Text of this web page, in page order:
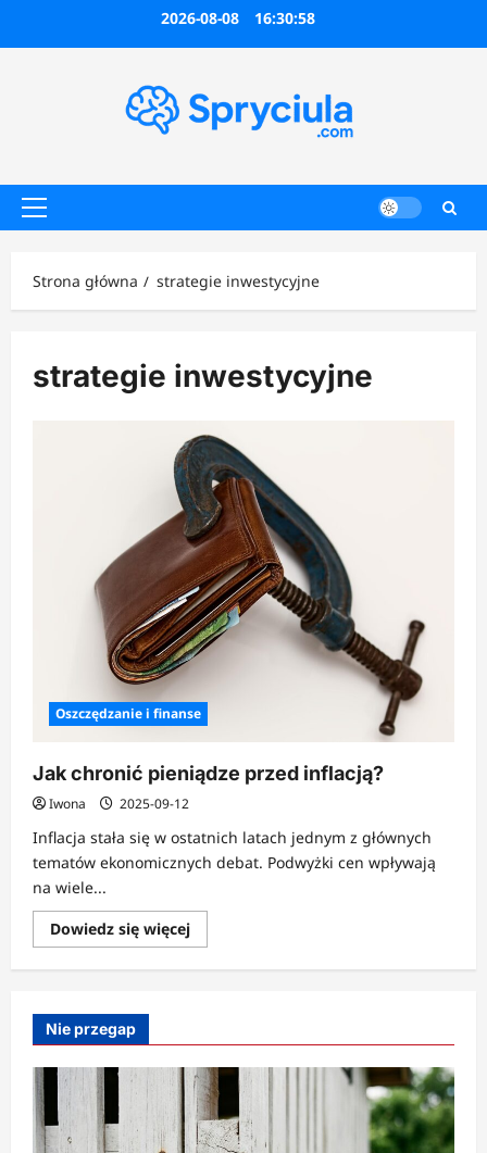
2026-08-08 16:30:58
Menu
Strona główna
strategie inwestycyjne
strategie inwestycyjne
Oszczędzanie i finanse
Jak chronić pieniądze przed inflacją?
Iwona 2025-09-12
Inflacja stała się w ostatnich latach jednym z głównych
tematów ekonomicznych debat. Podwyżki cen wpływają
na wiele...
Dowiedz się więcejDowiedz
się
o
inflacją?
Nie przegap